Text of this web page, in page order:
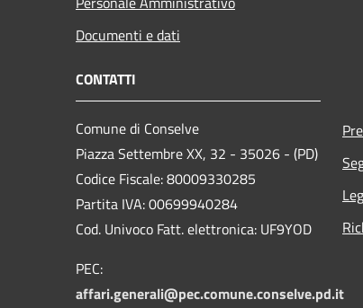
Documenti e dati
CONTATTI
Comune di Conselve
Piazza Settembre XX, 32 - 35026 - (PD)
Codice Fiscale: 80009330285
Partita IVA: 00699940284
Cod. Univoco Fatt. elettronica: UF9YOD
PEC:
affari.generali@pec.comune.conselve.pd.it